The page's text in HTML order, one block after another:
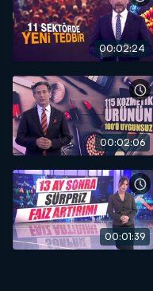
00:02:24
00:02:06
00:01:39